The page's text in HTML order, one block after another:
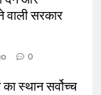
सरकार
0
स्थान सर्वोच्च